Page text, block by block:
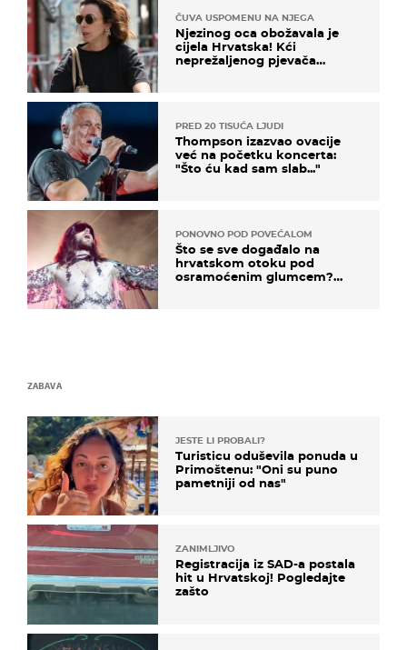
ČUVA USPOMENU NA NJEGA
Njezinog oca obožavala je
cijela Hrvatska! Kći
neprežaljenog pjevača
PRED 20 TISUĆA LJUDI
Thompson izazvao ovacije
već na početku koncerta:
"Što ću kad sam slab..."
PONOVNO POD POVEĆALOM
Što se sve događalo na
hrvatskom otoku pod
osramoćenim glumcem?
ZABAVA
JESTE LI PROBALI?
Turisticu oduševila ponuda u
Primoštenu: "Oni su puno
pametniji od nas"
ZANIMLJIVO
Registracija iz SAD-a postala
hit u Hrvatskoj! Pogledajte
zašto